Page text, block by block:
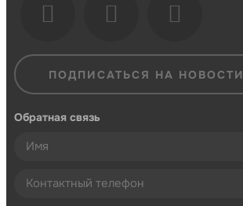
ПОДПИСАТЬСЯ НА НОВОСТИ
Обратная связь